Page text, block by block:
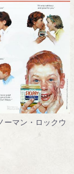
ーマン・ロックウ